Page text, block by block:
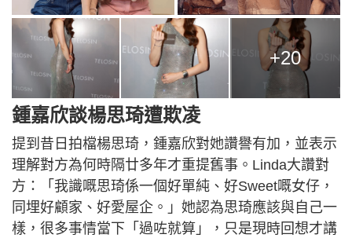
+20
鍾嘉欣談楊思琦遭欺凌
提到昔日拍檔楊思琦，鍾嘉欣對她讚譽有加，並表示
理解對方為何時隔廿多年才重提舊事。Linda大讚對
方：「我識嘅思琦係一個好單純、好Sweet嘅女仔，
同埋好顧家、好愛屋企。」她認為思琦應該與自己一
樣，很多事情當下「過咗就算」，只是現時回想才講